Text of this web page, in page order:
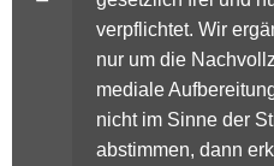
verpflichtet. Wir
nur um die
mediale
nicht im Sinne der
abstimmen, dann